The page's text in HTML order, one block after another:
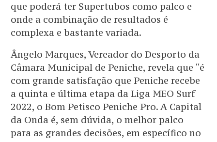
que poderá ter Supertubos como palco e
onde a combinação de resultados é
complexa e bastante variada.
Ângelo Marques, Vereador do Desporto da
Câmara Municipal de Peniche, revela que “é
com grande satisfação que Peniche recebe
a quinta e última etapa da Liga MEO Surf
2022, o Bom Petisco Peniche Pro. A Capital
da Onda é, sem dúvida, o melhor palco
para as grandes decisões, em específico no